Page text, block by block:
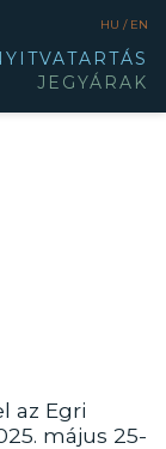
HU / EN
JEGYÁRAK
az Egri
május 25-